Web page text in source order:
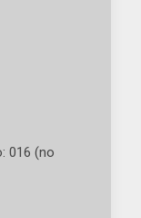
016 (no